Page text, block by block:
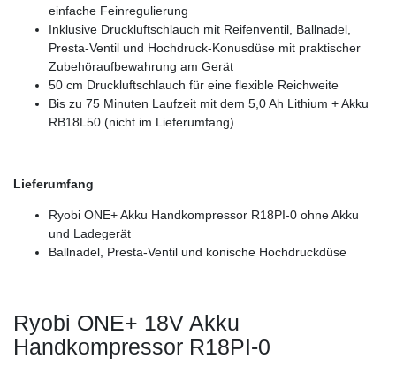
einfache Feinregulierung
Inklusive Druckluftschlauch mit Reifenventil, Ballnadel,
Presta-Ventil und Hochdruck-Konusdüse mit praktischer
Zubehöraufbewahrung am Gerät
50 cm Druckluftschlauch für eine flexible Reichweite
Bis zu 75 Minuten Laufzeit mit dem 5,0 Ah Lithium + Akku
RB18L50 (nicht im Lieferumfang)
Lieferumfang
Ryobi ONE+ Akku Handkompressor R18PI-0 ohne Akku
und Ladegerät
Ballnadel, Presta-Ventil und konische Hochdruckdüse
Ryobi ONE+ 18V Akku
Handkompressor R18PI-0